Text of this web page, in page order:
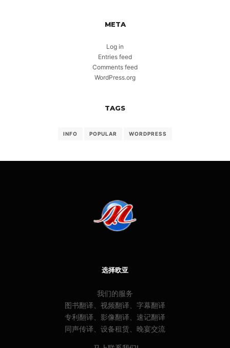
META
Log in
Entries feed
Comments feed
WordPress.org
TAGS
INFO POPULAR WORDPRESS
选择欧亚
我们的服务
图书翻译、视频翻译、字幕翻译
专利翻译、影像翻译、速记翻译
同声传译、设备租赁、晚宴交流